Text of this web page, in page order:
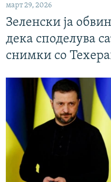
март 29, 2026
Зеленски ја
дека споделува
снимки со